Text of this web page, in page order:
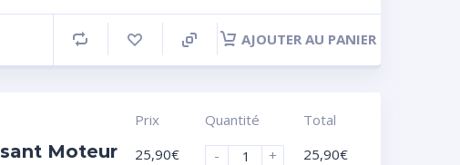
AJOUTER AU PANIER
Moteur
Prix
25,90€
Quantité
-
+
Total
25,90€